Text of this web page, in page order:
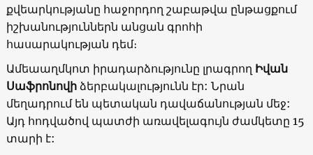
քվեարկությանը հաջորդող շաբաթվա ընթացքում
իշխանություններն անցան գրոհի
հասարակության դեմ։
Ամեաաղմկոտ իրադարձությունը լրագրող Իվան
Սաֆրոնովիձերբակալությունն էր: Նրան
մեղադրում են պետական դավաճանության մեջ:
Այդ հոդվածով պատժի առավելագույն ժամկետը 15
տարի է: